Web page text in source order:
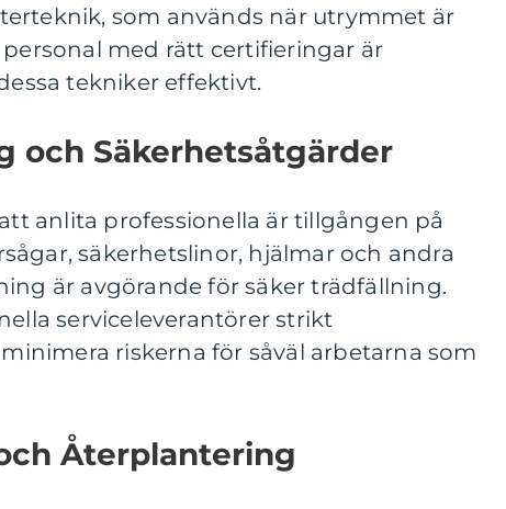
som används när utrymmet är
med rätt certifieringar är
tekniker effektivt.
och Säkerhetsåtgärder
anlita professionella är tillgången på
säkerhetslinor, hjälmar och andra
är avgörande för säker trädfällning.
serviceleverantörer strikt
riskerna för såväl arbetarna som
Återplantering